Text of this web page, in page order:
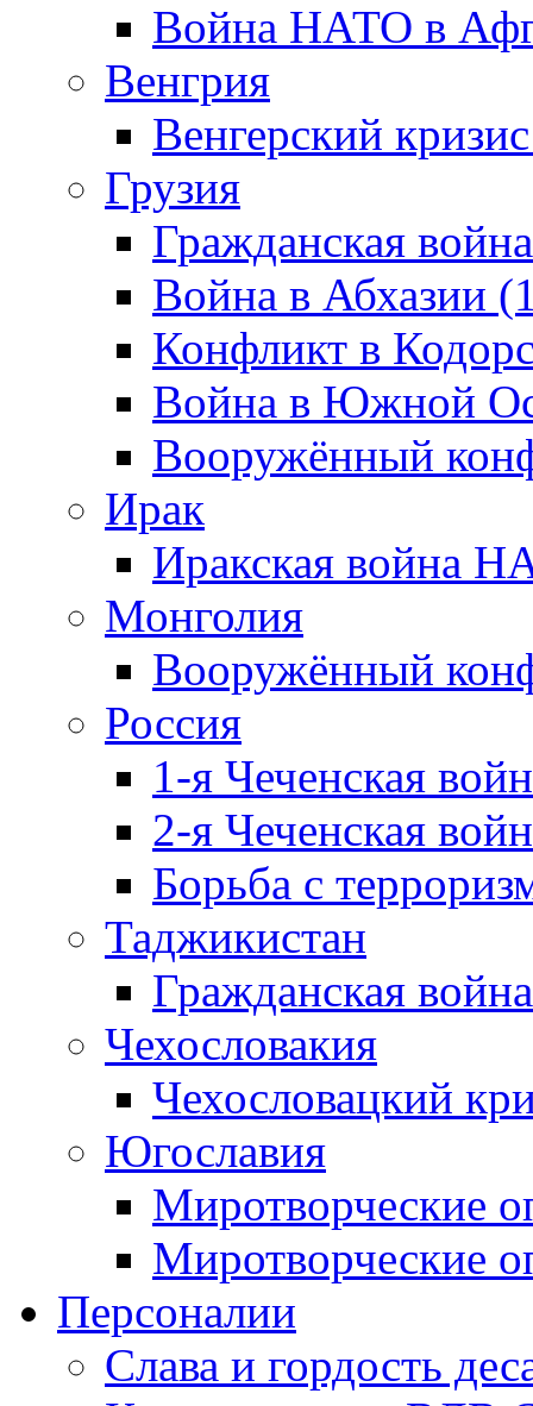
Война НАТО в
Венгрия
Венгерский
Грузия
Гражданская
Война в Абхазии
Конфликт в
Война в Южной
Вооружённый
Ирак
Иракская война
Монголия
Вооружённый
Россия
1-я Чеченская
2-я Чеченская
Борьба с
Таджикистан
Гражданская
Чехословакия
Чехословацкий
Югославия
Миротворческие
Миротворческие
Персоналии
Слава и гордость